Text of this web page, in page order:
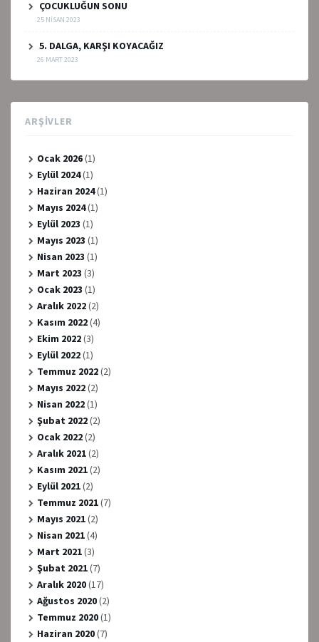
ÇOCUKLUĞUN SONU
25 NISAN 2023
5. DALGA, KARŞI KOYACAĞIZ
26 MART 2023
ARŞIVLER
Ocak 2026(1)
Eylül 2024(1)
Haziran 2024(1)
Mayıs 2024(1)
Eylül 2023 (1)
Mayıs 2023 (1)
Nisan 2023 (1)
Mart 2023 (3)
Ocak 2023 (1)
Aralık 2022(2)
Kasım 2022(4)
Ekim 2022(3)
Eylül 2022(1)
Temmuz 2022(2)
Mayıs 2022(2)
Nisan 2022(1)
Şubat 2022(2)
Ocak 2022(2)
Aralık 2021(2)
Kasım 2021(2)
Eylül 2021(2)
Temmuz 2021(7)
Mayıs 2021(2)
Nisan 2021(4)
Mart 2021(3)
Şubat 2021(7)
Aralık 2020(17)
Ağustos 2020(2)
Temmuz 2020(1)
Haziran 2020(7)